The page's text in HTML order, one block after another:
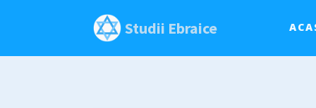
Studii Ebraice